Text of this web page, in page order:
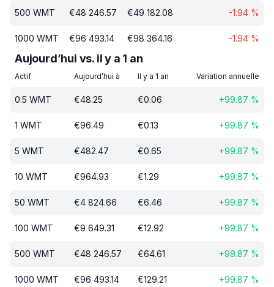
500 WMT €48 246.57 €49 182.08 -1.94 %
1000 WMT €96 493.14 €98 364.16 -1.94 %
Aujourd’hui vs. il y a 1 an
Actif Aujourd’hui à Il y a 1 an Variation annuelle
0.5 WMT €48.25 €0.06 +99.87 %
1 WMT €96.49 €0.13 +99.87 %
5 WMT €482.47 €0.65 +99.87 %
10 WMT €964.93 €1.29 +99.87 %
50 WMT €4 824.66 €6.46 +99.87 %
100 WMT €9 649.31 €12.92 +99.87 %
500 WMT €48 246.57 €64.61 +99.87 %
1000 WMT €96 493.14 €129.21 +99.87 %